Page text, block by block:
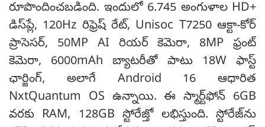
రూపొందించబడింది. ఇందులో 6.745 అంగుళాల HD+
డిస్‌ప్లే, 120Hz రిఫ్రెష్ రేట్, Unisoc T7250 ఆక్టా-కోర్
ప్రాసెసర్, 50MP AI రియర్ కెమెరా, 8MP ఫ్రంట్
కెమెరా, 6000mAh బ్యాటరీతో పాటు 18W ఫాస్ట్
ఛార్జింగ్, అలాగే Android 16 ఆధారిత
NxtQuantum OS ఉన్నాయి. ఈ స్మార్ట్‌ఫోన్ 6GB
వరకు RAM, 128GB స్టోరేజ్తో లభిస్తుంది. స్టోరేజ్‌ను